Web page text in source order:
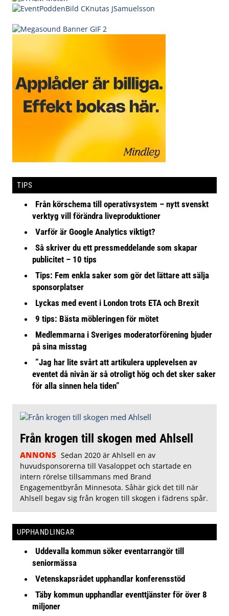
TIPS
Från körschema till operativsystem – nytt svenskt
verktyg vill förändra liveproduktioner
Varför är Google Analytics viktigt?
Så skriver du ett pressmeddelande som skapar
publicitet – 10 tips
Tips: Fem enkla saker som gör det lättare att sälja
sponsorplatser
Lyckas med event i London trots ETA och Brexit
9 tips: Bästa möbleringen för mötet
Medlemmarna i Sveriges moderatorförening bjuder
på sina misstag
”Jag har lite svårt att artikulera upplevelsen av
eventet då nivån är så otroligt hög och det sker saker
för alla sinnen hela tiden”
Från krogen till skogen med Ahlsell
ANNONS Sedan 2020 är Ahlsell en av
huvudsponsorerna till Vasaloppet och startade en
intern rörelse tillsammans med Brand
Engagementbyrån Minnesota. Såhär gick det till när
Ahlsell begav sig från krogen till skogen i fädrens spår.
UPPHANDLINGAR
Uddevalla kommun söker eventarrangör till
seniormässa
Vetenskapsrådet upphandlar konferensstöd
Täby kommun upphandlar eventtjänster för över 8
miljoner